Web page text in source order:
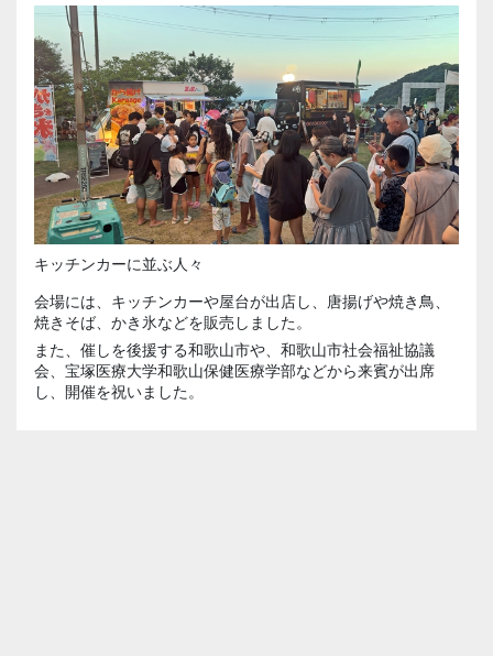
キッチンカーに並ぶ人々
会場には、キッチンカーや屋台が出店し、唐揚げや焼き鳥、
焼きそば、かき氷などを販売しました。
また、催しを後援する和歌山市や、和歌山市社会福祉協議
会、宝塚医療大学和歌山保健医療学部などから来賓が出席
し、開催を祝いました。